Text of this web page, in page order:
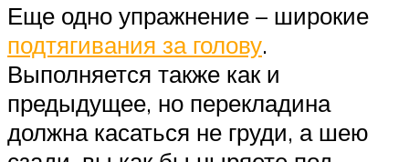
Еще одно упражнение – широкие
подтягивания за голову.
Выполняется также как и
предыдущее, но перекладина
должна касаться не груди, а шею